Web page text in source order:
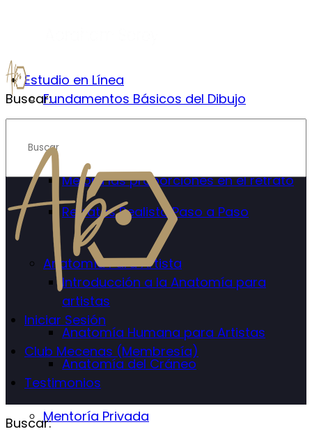
Estudio en Línea
Fundamentos Básicos del Dibujo
Mejora las proporciones en el retrato
Retratos Realista Paso a Paso
Anatomía Para Artista
Introducción a la Anatomía para
artistas
Anatomía Humana para Artistas
Anatomía del Cráneo
Mentoría Privada
Buscar:
Iniciar Sesión
Club Mecenas (Membresía)
Testimonios
Buscar: